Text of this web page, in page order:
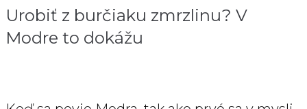
Urobiť z burčiaku zmrzlinu? V
Modre to dokážu